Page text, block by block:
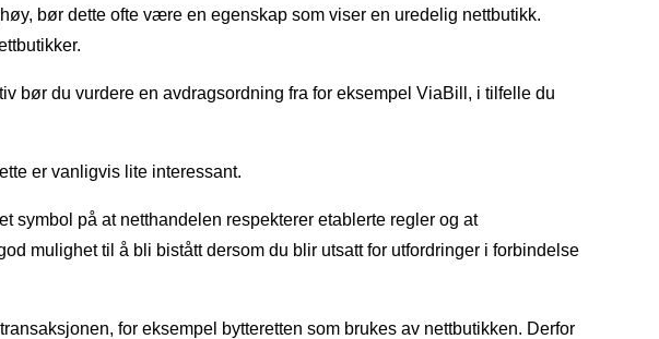
bør dette ofte være en egenskap som viser en uredelig nettbutikk.
bør du vurdere en avdragsordning fra for eksempel ViaBill, i tilfelle du
er vanligvis lite interessant.
symbol på at netthandelen respekterer etablerte regler og at
mulighet til å bli bistått dersom du blir utsatt for utfordringer i forbindelse
for eksempel bytteretten som brukes av nettbutikken. Derfor